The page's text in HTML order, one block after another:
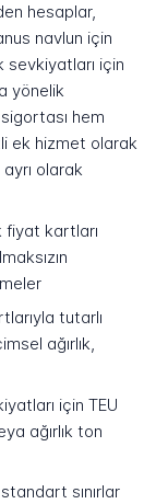
hesaplar,
navlun için
için
yönelik
hem
ek hizmet olarak
olarak
fiyat kartları
tutarlı
ağırlık,
için TEU
ağırlık ton
standart sınırlar